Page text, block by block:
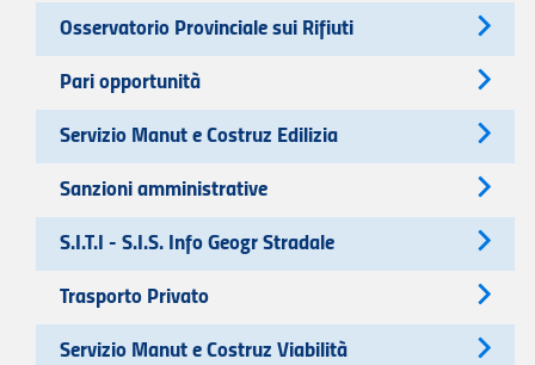
Osservatorio Provinciale sui Rifiuti
Pari opportunità
Servizio Manut e Costruz Edilizia
Sanzioni amministrative
S.I.T.I - S.I.S. Info Geogr Stradale
Trasporto Privato
Servizio Manut e Costruz Viabilità